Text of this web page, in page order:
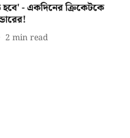
- একদিনের ক্রিকেটকে
2 min read